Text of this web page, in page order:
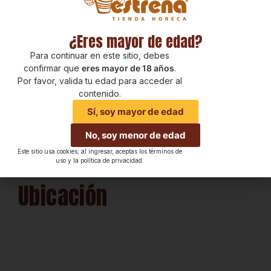
Ubicación
¿Eres mayor de edad?
Para continuar en este sitio, debes
confirmar que eres mayor de 18 años.
Por favor, valida tu edad para acceder al
contenido.
Sí, soy mayor de edad
No, soy menor de edad
Este sitio usa cookies; al ingresar, aceptas los términos de
uso y la política de privacidad.